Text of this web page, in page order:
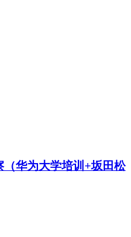
华为大学培训+坂田松